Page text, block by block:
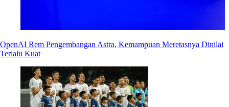
OpenAI Rem Pengembangan Astra, Kemampuan Meretasnya Dinilai
Terlalu Kuat